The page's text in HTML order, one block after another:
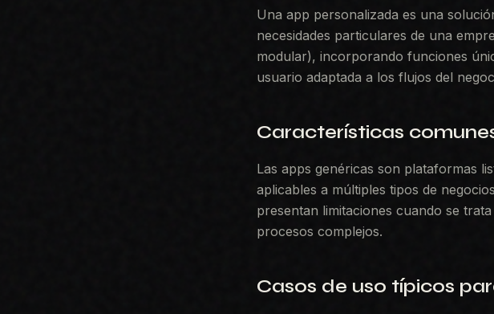
Una app personalizada es una
necesidades particulares de una
modular), incorporando funciones
usuario adaptada a los flujos del
Características
Las apps genéricas son plataformas
aplicables a múltiples tipos de
presentan limitaciones cuando se
procesos complejos.
Casos de uso típicos